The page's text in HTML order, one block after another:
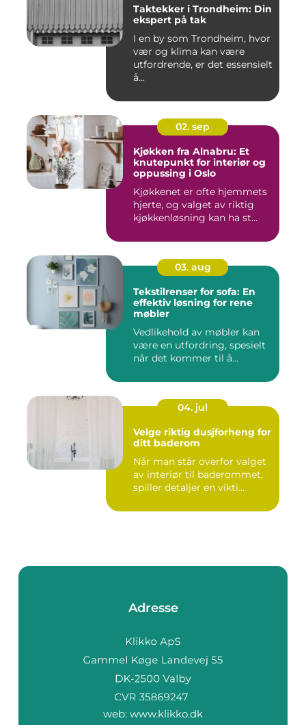
Taktekker i Trondheim: Din
ekspert på tak
I en by som Trondheim, hvor
vær og klima kan være
utfordrende, er det essensielt
å...
02. sep
Kjøkken fra Alnabru: Et
knutepunkt for interiør og
oppussing i Oslo
Kjøkkenet er ofte hjemmets
hjerte, og valget av riktig
kjøkkenløsning kan ha st...
03. aug
Tekstilrenser for sofa: En
effektiv løsning for rene
møbler
Vedlikehold av møbler kan
være en utfordring, spesielt
når det kommer til å...
04. jul
Velge riktig dusjforheng for
ditt baderom
Når man står overfor valget
av interiør til baderommet,
spiller detaljer en vikti...
Adresse
web: www.klikko.dk